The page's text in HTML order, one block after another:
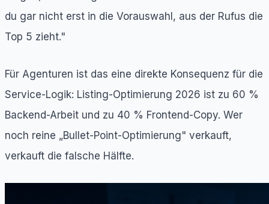
du gar nicht erst in die Vorauswahl, aus der Rufus die
Top 5 zieht."
Für Agenturen ist das eine direkte Konsequenz für die
Service-Logik: Listing-Optimierung 2026 ist zu 60 %
Backend-Arbeit und zu 40 % Frontend-Copy. Wer
noch reine „Bullet-Point-Optimierung" verkauft,
verkauft die falsche Hälfte.